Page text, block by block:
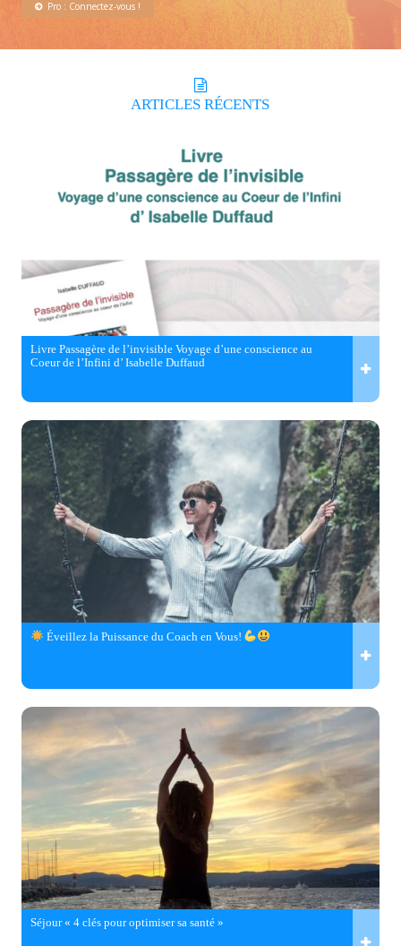
Pro : Connectez-vous !
ARTICLES RÉCENTS
Livre Passagère de l’invisible Voyage d’une conscience au
Coeur de l’Infini d’ Isabelle Duffaud
Éveillez la Puissance du Coach en Vous!
Séjour « 4 clés pour optimiser sa santé »